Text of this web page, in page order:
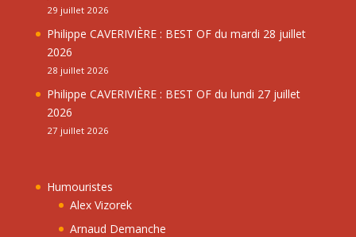
29 juillet 2026
Philippe CAVERIVIÈRE : BEST OF du mardi 28 juillet
2026
28 juillet 2026
Philippe CAVERIVIÈRE : BEST OF du lundi 27 juillet
2026
27 juillet 2026
Humouristes
Alex Vizorek
Arnaud Demanche